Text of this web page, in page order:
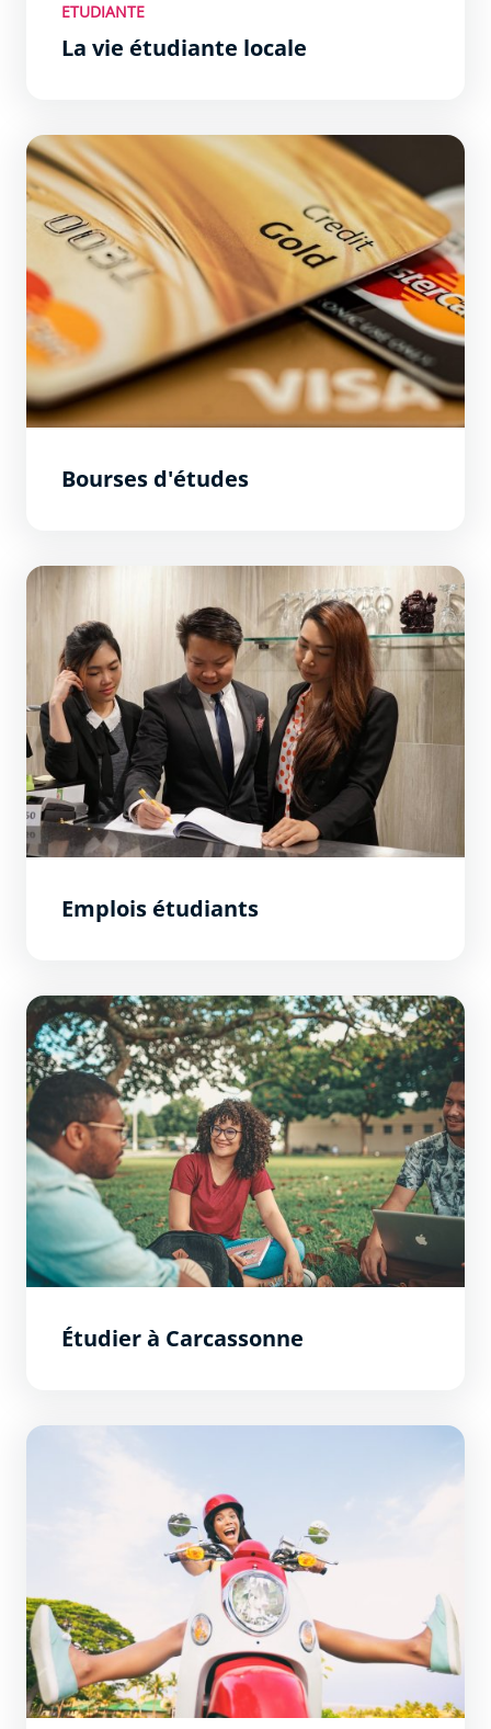
ETUDIANTE
La vie étudiante locale
Bourses d&#039;études
Bourses d'études
Emplois étudiants
Emplois étudiants
Étudier à Carcassonne
Étudier à Carcassonne
Bourse au permis deux roues (AM)